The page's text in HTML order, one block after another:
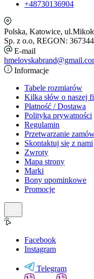
+48730136904
Polska, Katowice,
Sp. z o.o, REGON:
E-mail
Informacje
Tabele rozmiarów
Kilka słów o naszej
Płatność / Dostawa
Polityka prywatności
Regulamin
Przetwarzanie
Skontaktuj się z nami
Zwroty
Mapa strony
Marki
Bony upominkowe
Promocje
Facebook
Instagram
Telegram